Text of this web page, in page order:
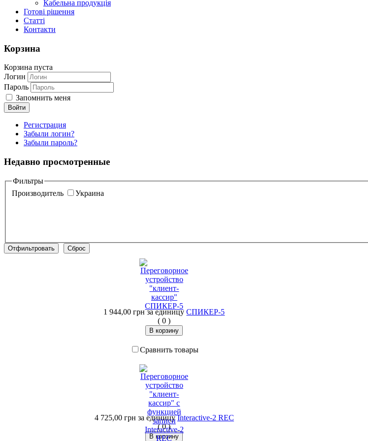
Кабельна продукція
Готові рішення
Статті
Контакти
Корзина
Корзина пуста
Логин
Пароль
Запомнить меня
Регистрация
Забыли логин?
Забыли пароль?
Недавно просмотренные
Фильтры
Производитель
Украина
1 944,00 грн за единицу СПИКЕР-5
( 0)
Сравнить товары
4 725,00 грн за единицу Interactive-2 REC
(0)